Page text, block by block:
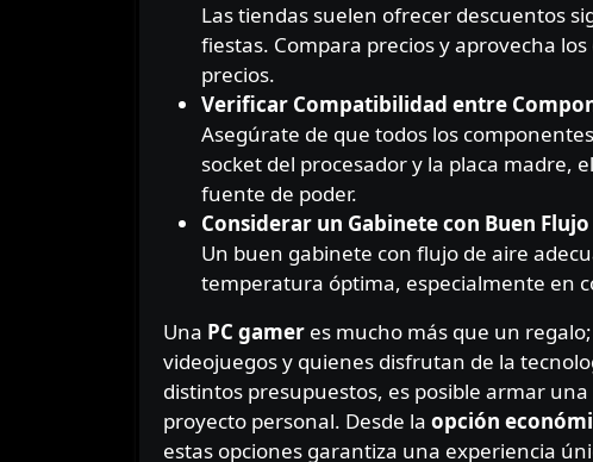
Las tiendas suelen ofrecer descuentos
fiestas. Compara precios y aprovecha
precios.
Verificar Compatibilidad entre
Asegúrate de que todos los
socket del procesador y la placa madre,
fuente de poder.
Considerar un Gabinete con Buen
Un buen gabinete con flujo de aire
temperatura óptima, especialmente en
Una PC gamer es mucho más que un
videojuegos y quienes disfrutan de la
distintos presupuestos, es posible armar
proyecto personal. Desde la opción
estas opciones garantiza una experiencia